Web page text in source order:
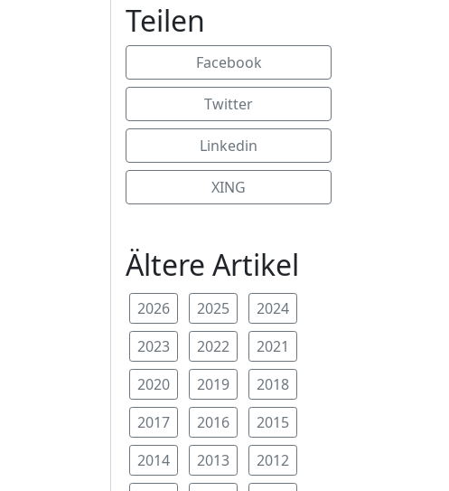
Teilen
Facebook
Twitter
Linkedin
XING
Ältere Artikel
2026 2025
2024
2023
2022
2021
2020
2019
2018
2017
2016
2015
2014
2013
2012